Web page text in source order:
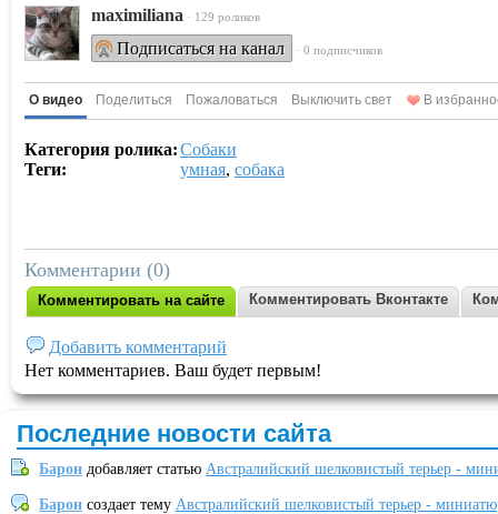
maximiliana · 129 роликов
Подписаться на канал · 0 подписчиков
О видео Поделиться Пожаловаться Выключить свет В
Категория ролика:Собаки
Теги:
умная, собака
Комментарии (0)
Комментировать на сайте Комментировать Вконтакте
Добавить комментарий
Нет комментариев. Ваш будет первым!
Последние новости сайта
Барон добавляет статью Австралийский шелковистый терьер -
Барон создает тему Австралийский шелковистый терьер -